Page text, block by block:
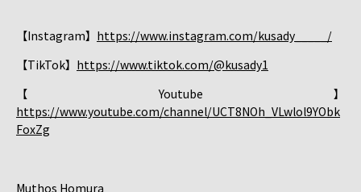
【Instagram】 https://www.instagram.com/kusady_____/
【TikTok】 https://www.tiktok.com/@kusady1
【Youtube】
https://www.youtube.com/channel/UCT8NOh_VLwlol9YObk
FoxZg
Muthos Homura